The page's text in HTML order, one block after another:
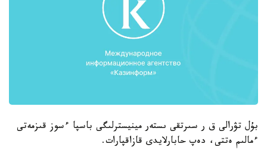
بۇل تۋرالى ق ر سىرتقى ىستەر مينيسترلىگى باسپا ءسوز قىزمەتى
ءمالىم ەتتى، دەپ حابارلايدى قازاقپارات.